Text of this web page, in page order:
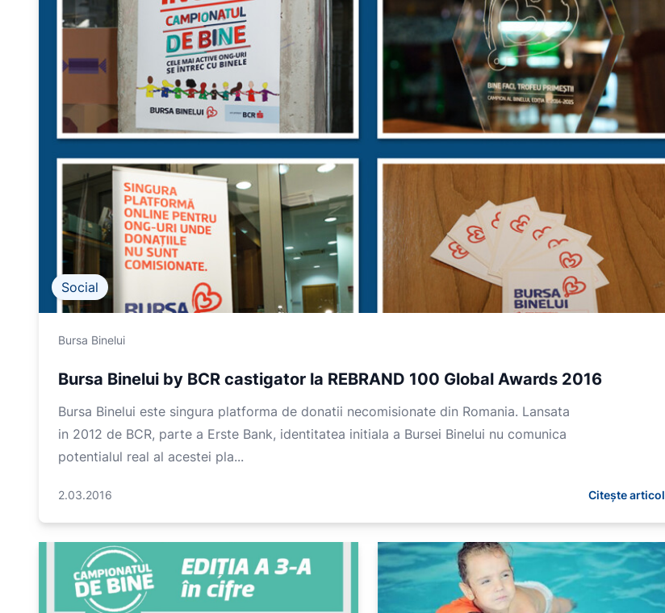
Social
Bursa Binelui
Bursa Binelui by BCR castigator la REBRAND 100 Global Awards 2016
Bursa Binelui este singura platforma de donatii necomisionate din Romania. Lansata
in 2012 de BCR, parte a Erste Bank, identitatea initiala a Bursei Binelui nu comunica
potentialul real al acestei pla...
2.03.2016 Citește articol